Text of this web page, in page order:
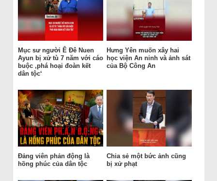
Mục sư người Ê Đê Nuen
Ayun bị xử tù 7 năm với cáo
buộc ‚phá hoại đoàn kết
dân tộc‘
Hưng Yên muốn xây hai
học viện An ninh và ảnh sát
của Bộ Công An
Đảng viên phản động là
hồng phúc của dân tộc
Chia sẻ một bức ảnh cũng
bị xử phạt